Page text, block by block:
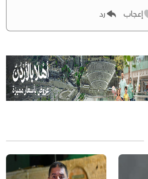
إعجاب رد